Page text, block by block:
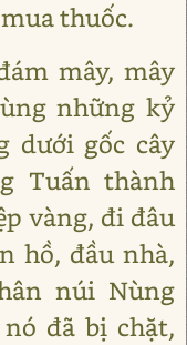
thuốc.
mây, mây
những kỷ
dưới gốc cây
Tuấn thành
vàng, đi đâu
hồ, đầu nhà,
núi Nùng
đã bị chặt,